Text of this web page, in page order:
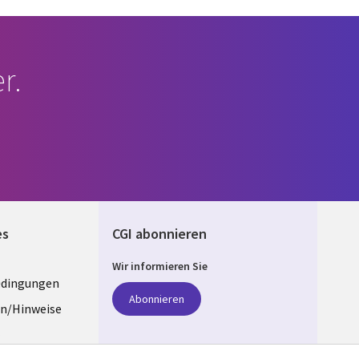
Hinweise
CGI abonnieren
Wir informieren Sie
Abonnieren